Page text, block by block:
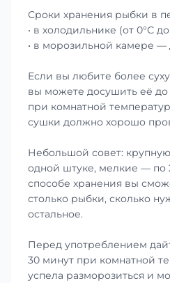
Сроки хранения рыбки в
• в холодильнике (от 0°С
• в морозильной камере —
Если вы любите более
вы можете досушить её до
при комнатной
сушки должно хорошо
Небольшой совет:
одной штуке, мелкие — по
способе хранения вы
столько рыбки, сколько
остальное.
Перед употреблением
30 минут при комнатной
успела разморозиться и